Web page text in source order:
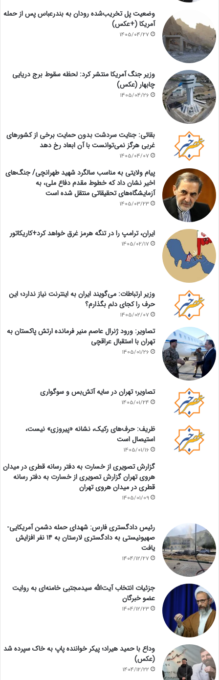
وضعیت پل تخریب‌شده رودان به بندرعباس پس از حمله
آمریکا (+عکس)
1405/04/27
وزیر جنگ آمریکا منتشر کرد: لحظه سقوط برج دریایی
چابهار (عکس)
1405/04/26
بقائی: جنایت سردشت بدون حمایت برخی از کشورهای
غربی هرگز نمی‌توانست با آن ابعاد رخ دهد
1405/04/07
پیام ولایتی به مناسب سالگرد شهید طهرانچی/ جنگ‌های
اخیر نشان داد که خطوط مقدم دفاع ملی، به
آزمایشگاه‌های تحقیقاتی منتقل شده است
1405/03/23
ایران، ترامپ را در تنگه هرمز غرق خواهد کرد+کاریکاتور
1405/02/17
وزیر ارتباطات: می‌گویند ایران به اینترنت نیاز ندارد؛ این
حرف را کجای دلم بگذارم؟
1405/02/07
تصاویر: ورود ژنرال عاصم منیر فرمانده ارتش پاکستان به
تهران با استقبال عراقچی
1405/01/26
تصاویر؛ تهران در سایه آتش‌بس و سوگواری
1405/01/24
ظریف: حرف‌های رکیک، نشانه «پیروزی» نیست،
استیصال است
1405/01/16
گزارش تصویری از خسارت به دفتر رسانه قطری در میدان
هروی تهران گزارش تصویری از خسارت به دفتر رسانه
قطری در میدان هروی تهران
1405/01/09
رئیس دادگستری فارس: شهدای حمله دشمن آمریکایی-
صهیونیستی به دادگستری لارستان به ۱۴ نفر افزایش
یافت
1404/12/27
جزئیات انتخاب آیت‌الله سیدمجتبی خامنه‌ای به روایت
عضو خبرگان
1404/12/23
وداع با حمید هیراد؛ پیکر خواننده پاپ به خاک سپرده شد
(عکس)
1404/12/22